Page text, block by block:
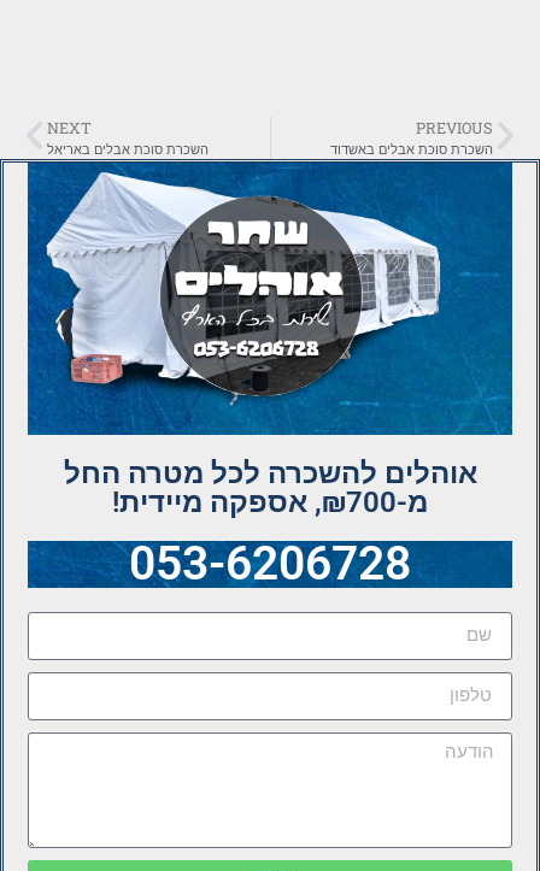
PREVIOUS
השכרת סוכת אבלים באשדוד
NEXT
השכרת סוכת אבלים באריאל
אוהלים להשכרה לכל מטרה החל
מ-₪700, אספקה מיידית!
053-6206728